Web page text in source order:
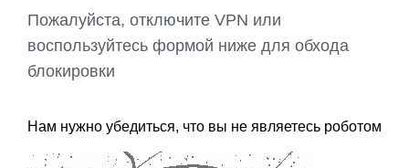
Пожалуйста, отключите VPN или
воспользуйтесь формой ниже для обхода
блокировки
Нам нужно убедиться, что вы не являетесь роботом